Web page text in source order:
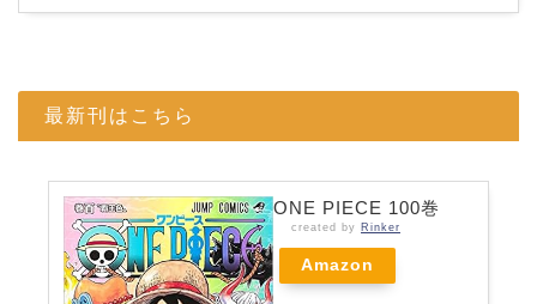
最新刊はこちら
ONE PIECE 100巻
created by Rinker
Amazon